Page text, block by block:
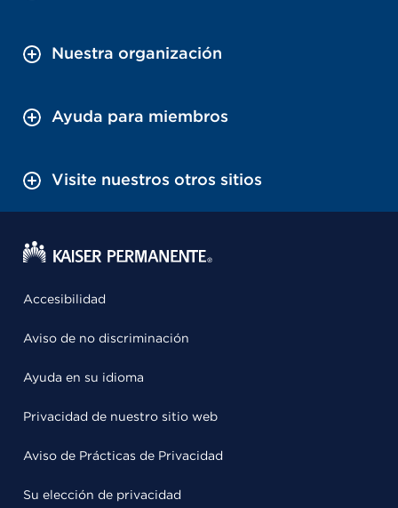
Nuestra organización
Ayuda para miembros
Visite nuestros otros sitios
Accesibilidad
Aviso de no discriminación
Ayuda en su idioma
Privacidad de nuestro sitio web
Aviso de Prácticas de Privacidad
Su elección de privacidad